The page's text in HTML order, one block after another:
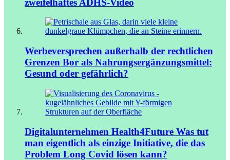
zweifelhaftes ADHS-Video
Werbeversprechen außerhalb der rechtlichen
Grenzen Bor als Nahrungsergänzungsmittel:
Gesund oder gefährlich?
Digitalunternehmen Health4Future Was tut
man eigentlich als einzige Initiative, die das
Problem Long Covid lösen kann?